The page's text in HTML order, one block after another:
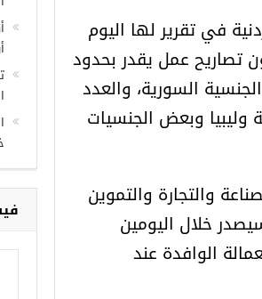
في تقرير لها اليوم
تصاريح عمل يقدر بحدود
عامل يحملون الجنسية السورية، والعدد
وليبيا وبعض الجنسيات
والتجارة والتموين
خلال اليومين
الوافدة عند